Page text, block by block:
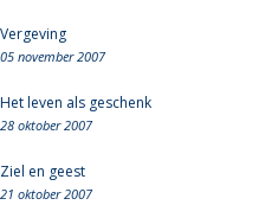
Vergeving
05 november 2007
Het leven als geschenk
28 oktober 2007
Ziel en geest
21 oktober 2007